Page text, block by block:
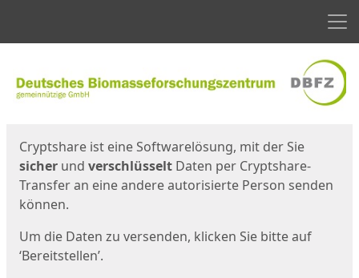
Cryptshare ist eine Softwarelösung, mit der Sie
sicher und verschlüsselt Daten per Cryptshare-
Transfer an eine andere autorisierte Person senden
können.
Um die Daten zu versenden, klicken Sie bitte auf
‘Bereitstellen’.